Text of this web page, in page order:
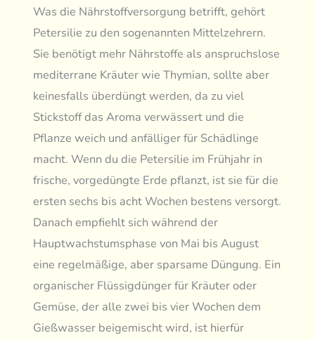
Was die Nährstoffversorgung betrifft, gehört
Petersilie zu den sogenannten Mittelzehrern.
Sie benötigt mehr Nährstoffe als anspruchslose
mediterrane Kräuter wie Thymian, sollte aber
keinesfalls überdüngt werden, da zu viel
Stickstoff das Aroma verwässert und die
Pflanze weich und anfälliger für Schädlinge
macht. Wenn du die Petersilie im Frühjahr in
frische, vorgedüngte Erde pflanzt, ist sie für die
ersten sechs bis acht Wochen bestens versorgt.
Danach empfiehlt sich während der
Hauptwachstumsphase von Mai bis August
eine regelmäßige, aber sparsame Düngung. Ein
organischer Flüssigdünger für Kräuter oder
Gemüse, der alle zwei bis vier Wochen dem
Gießwasser beigemischt wird, ist hierfür